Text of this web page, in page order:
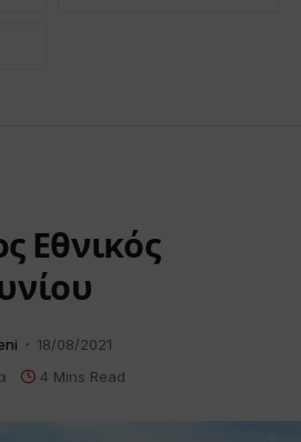
Εθνικός
18/08/2021
4 Mins Read